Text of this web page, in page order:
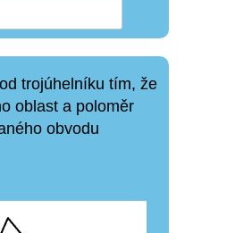
trojúhelníku tím, že
oblast a poloměr
obvodu